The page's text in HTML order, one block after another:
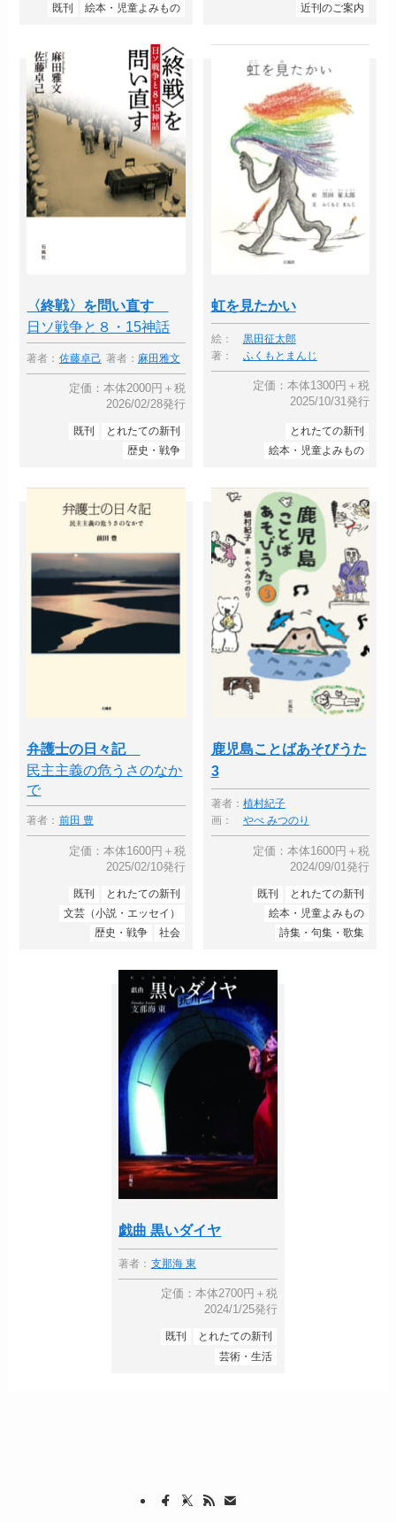
既刊 絵本・児童よみもの
近刊のご案内
〈終戦〉を問い直す
日ソ戦争と８・15神話
著者： 佐藤卓己 著者： 麻田雅文
定価：本体2000円＋税
2026/02/28発行
既刊
とれたての新刊
歴史・戦争
虹を見たかい
絵：
黒田征太郎
著：
ふくもとまんじ
定価：本体1300円＋税
2025/10/31発行
とれたての新刊
絵本・児童よみもの
弁護士の日々記
民主主義の危うさのなか
で
著者： 前田 豊
定価：本体1600円＋税
2025/02/10発行
既刊
とれたての新刊
文芸（小説・エッセイ）
歴史・戦争
社会
鹿児島ことばあそびうた
3
著者： 植村紀子
画：
やべ みつのり
定価：本体1600円＋税
2024/09/01発行
既刊
とれたての新刊
絵本・児童よみもの
詩集・句集・歌集
戯曲 黒いダイヤ
著者： 支那海 東
定価：本体2700円＋税
2024/1/25発行
既刊
とれたての新刊
芸術・生活